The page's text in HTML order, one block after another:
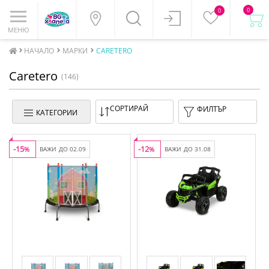
МЕНЮ
0 0
НАЧАЛО МАРКИ CARETERO
Caretero (146)
КАТЕГОРИИ СОРТИРАЙ ФИЛТЪР
ВАЖИ ДО 02.09
-15% ВАЖИ ДО 31.08
-12%